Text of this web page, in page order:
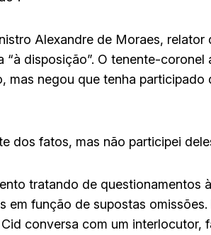
Alexandre de Moraes, relator
disposição”. O tenente-coronel
mas negou que tenha
dos fatos, mas não participei
tratando de questionamentos
em função de supostas
conversa com um interlocutor,